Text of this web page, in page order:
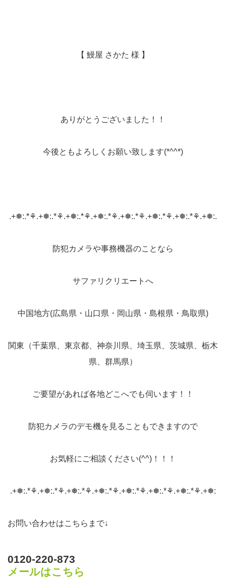
【 鰻屋 さかた 様 】
ありがとうございました！！
今後ともよろしくお願い致します(*^^*)
.+❅:.*⚘.+❅:.*⚘.+❅:.*⚘.+❅:.*⚘.+❅:.*⚘.+❅:.*⚘.+❅:.*⚘.+❅:.
防犯カメラや事務機器のことなら
サファリクリエートへ
中国地方(広島県・山口県・岡山県・島根県・鳥取県)
関東（千葉県、東京都、神奈川県、埼玉県、茨城県、栃木
県、群馬県）
ご要望があれば各地どこへでも伺います！！
防犯カメラのデモ機を見ることもできますので
お気軽にご相談ください(^^)！！！
.+❅:.*⚘.+❅:.*⚘.+❅:.*⚘.+❅:.*⚘.+❅:.*⚘.+❅:.*⚘.+❅:.*⚘.+❅:
お問い合わせはこちらまで↓
0120-220-873
メールはこちら